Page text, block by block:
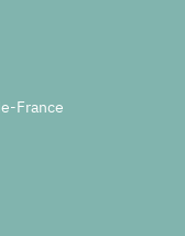
France